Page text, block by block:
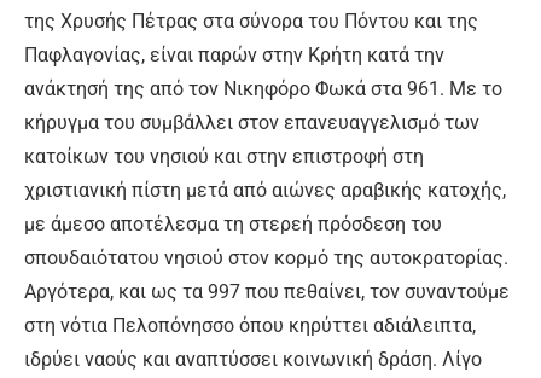
της Χρυσής Πέτρας στα σύνορα του Πόντου και της
Παφλαγονίας, είναι παρών στην Κρήτη κατά την
ανάκτησή της από τον Νικηφόρο Φωκά στα 961. Με το
κήρυγμα του συμβάλλει στον επανευαγγελισμό των
κατοίκων του νησιού και στην επιστροφή στη
χριστιανική πίστη μετά από αιώνες αραβικής κατοχής,
με άμεσο αποτέλεσμα τη στερεή πρόσδεση του
σπουδαιότατου νησιού στον κορμό της αυτοκρατορίας.
Αργότερα, και ως τα 997 που πεθαίνει, τον συναντούμε
στη νότια Πελοπόνησσο όπου κηρύττει αδιάλειπτα,
ιδρύει ναούς και αναπτύσσει κοινωνική δράση. Λίγο